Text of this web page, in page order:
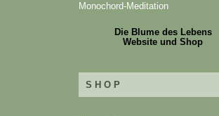
Monochord-Meditation
Die Blume des Lebens
Website und Shop
SHOP